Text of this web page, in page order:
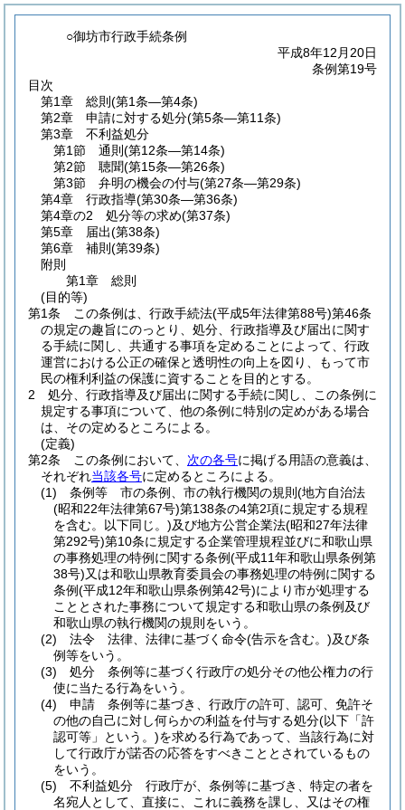
○御坊市行政手続条例
平成8年12月20日
条例第19号
目次
第1章
総則 (第1条―第4条)
第2章
申請に対する処分(第5条―第11条)
第3章
不利益処分
第1節
通則 (第12条―第14条)
第2節
聴聞(第15条―第26条)
第3節
弁明の機会の付与(第27条―第29条)
第4章
行政指導(第30条―第36条)
第4章の2
処分等の求め(第37条)
第5章
届出(第38条)
第6章
補則 (第39条)
附則
第1章
総則
(目的等)
第1条
この条例は、行政手続法(平成5年法律第88号)第46条
の規定の趣旨にのっとり、処分、行政指導及び届出に関す
る手続に関し、共通する事項を定めることによって、行政
運営における公正の確保と透明性の向上を図り、もって市
民の権利利益の保護に資することを目的とする。
2
処分、行政指導及び届出に関する手続に関し、この条例に
規定する事項について、他の条例に特別の定めがある場合
は、その定めるところによる。
(定義)
第2条
この条例において、 次の各号に掲げる用語の意義は、
それぞれ当該各号に定めるところによる。
(1)
条例等 市の条例、市の執行機関の規則 (地方自治法
(昭和22年法律第67号)第138条の4第2項に規定する規程
を含む。以下同じ。)及び地方公営企業法(昭和27年法律
第292号)第10条に規定する企業管理規程並びに和歌山県
の事務処理の特例に関する条例(平成11年和歌山県条例第
38号)又は和歌山県教育委員会の事務処理の特例に関する
条例(平成12年和歌山県条例第42号)により市が処理する
こととされた事務について規定する和歌山県の条例及び
和歌山県の執行機関の規則をいう。
(2)
法令 法律、法律に基づく命令(告示を含む。)及び条
例等をいう。
(3)
処分 条例等に基づく行政庁の処分その他公権力の行
使に当たる行為をいう。
(4)
申請 条例等に基づき、行政庁の許可、認可、免許そ
の他の自己に対し何らかの利益を付与する処分(以下「許
認可等」という。)を求める行為であって、当該行為に対
して行政庁が諾否の応答をすべきこととされているもの
をいう。
(5)
不利益処分 行政庁が、条例等に基づき、特定の者を
名宛人として、直接に、これに義務を課し、又はその権